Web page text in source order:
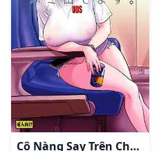
Cô Nàng Say Trên Chuyến Tàu Đêm